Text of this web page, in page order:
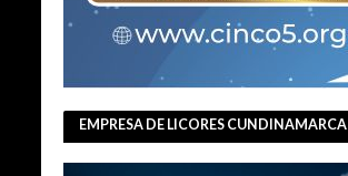
EMPRESA DE LICORES CUNDINAMARCA